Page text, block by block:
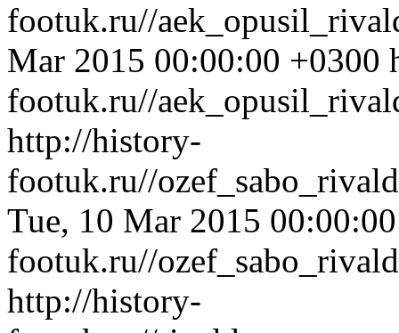
footuk.ru//
Mar 2015 00:00:00 +0300
footuk.ru//
http://history-
footuk.ru//
Tue, 10 Mar 2015
footuk.ru//
http://history-